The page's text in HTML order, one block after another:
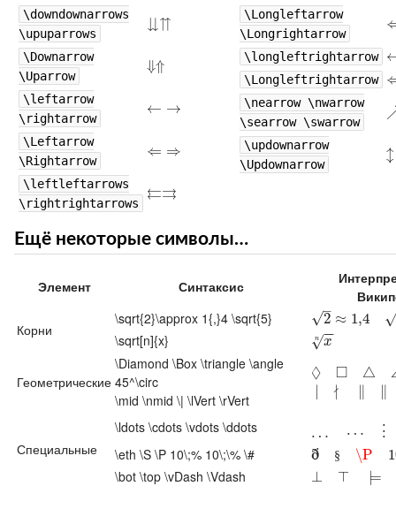
\downdownarrows
\upuparrows
⇊⇈
⇊⇈
\Downarrow
\Uparrow
⇓⇑
⇓⇑
\leftarrow
\rightarrow
← →
←→
\Leftarrow
\Rightarrow
⇐ ⇒
⇐⇒
\leftleftarrows
\rightrightarrows
⇇⇉
⇇⇉
\Longleftarrow
\Longrightarrow
\longleftrightarrow
\Longleftrightarrow
\nearrow \nwarrow
\searrow \swarrow
\updownarrow
\Updownarrow
↕
↕
Ещё некоторые символы…
Элемент Синтаксис
Корни
\sqrt{2}\approx 1{,}4 \sqrt{5} 2
–
√ ≈ 1,4 √
2≈1 ,45
\sqrt[n]{x}
x
−
−
√
n
xn
Геометрические
\Diamond \Box \triangle \angle
45^\circ
\mid \nmid \| \lVert \rVert
◊ □ △
◊◻ △∠
∘
∤
‖‖
Специальные
\ldots \cdots \vdots \ddots … ⋯ ⋮
… ⋯ ⋮⋱
\eth \S \P 10\;% 10\;\% \#
ð § \P
ð§ \P10
\bot \top \vDash \Vdash
⊥ ⊤ ⊨
⊥ ⊨⊩